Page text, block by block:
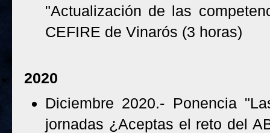
"Actualización de las
CEFIRE de Vinarós (3 horas)
2020
Diciembre 2020.- Ponencia
jornadas ¿Aceptas el reto del